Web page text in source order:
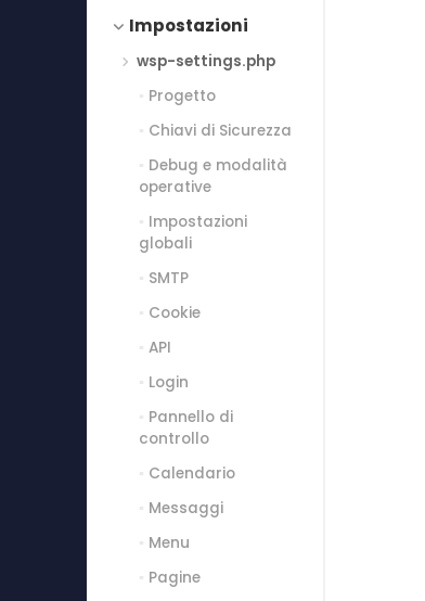
Impostazioni
wsp-settings.php
Progetto
Chiavi di Sicurezza
Debug e modalità
operative
Impostazioni
globali
SMTP
Cookie
API
Login
Pannello di
controllo
Calendario
Messaggi
Menu
Pagine